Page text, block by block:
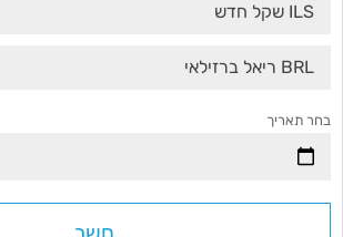
ILS שקל חדש
BRL ריאל ברזילאי
בחר תאריך